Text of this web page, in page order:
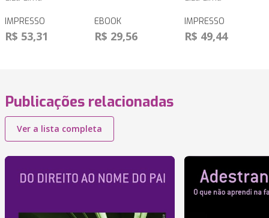
IMPRESSO
R$ 53,31
EBOOK
R$ 29,56
IMPRESSO
R$ 49,44
Publicações relacionadas
Ver a lista completa